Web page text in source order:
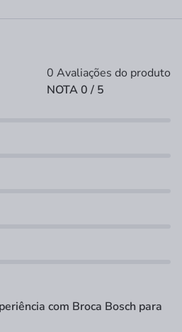
0 Avaliações do produto
NOTA 0 / 5
com Broca Bosch para